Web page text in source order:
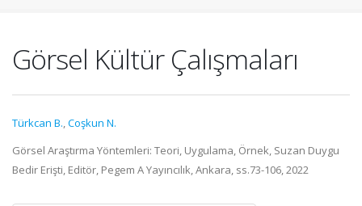
Görsel Kültür Çalışmaları
Türkcan B.,Coşkun N.
Görsel Araştırma Yöntemleri: Teori, Uygulama, Örnek, Suzan Duygu
Bedir Erişti, Editör, Pegem A Yayıncılık, Ankara, ss.73-106, 2022